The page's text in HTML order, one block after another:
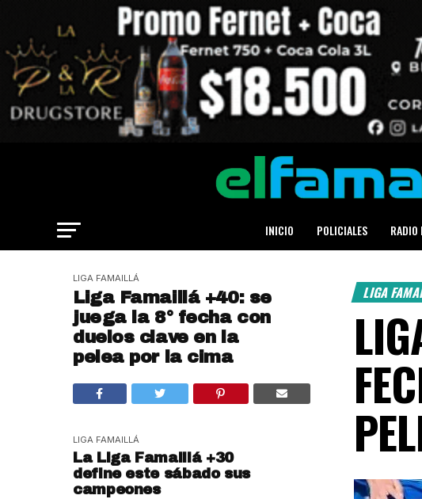
INICIO POLICIALES RADIO
LIGA FAMAILLÁ
Liga Famaillá +40: se
juega la 8° fecha con
duelos clave en la
pelea por la cima
LIGA FAMAILLÁ
La Liga Famaillá +30
define este sábado sus
campeones
LIGA